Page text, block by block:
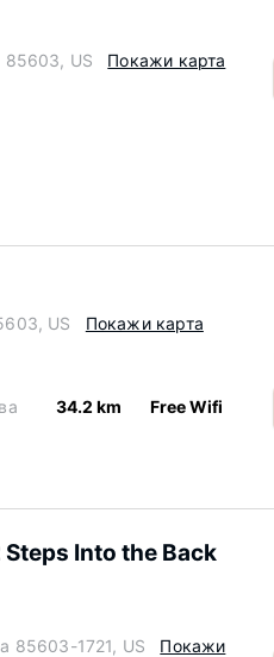
85603, US Покажи карта
US Покажи карта
34.2 km Free Wifi
Into the Back
85603-1721, US
Покажи